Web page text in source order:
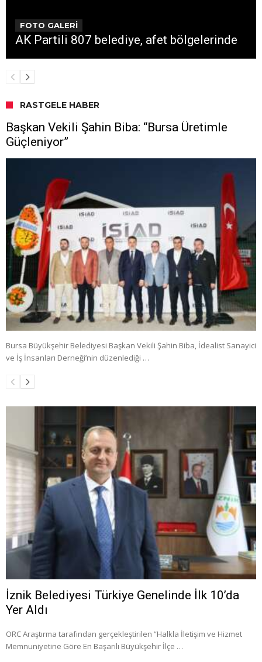
FOTO GALERİ
AK Partili 807 belediye, afet bölgelerinde
RASTGELE HABER
Başkan Vekili Şahin Biba: “Bursa Üretimle
Güçleniyor”
Bursa Büyükşehir Belediyesi Başkan Vekili Şahin Biba, İdealist Sanayici
ve İş İnsanları Derneği’nin düzenlediği …
İznik Belediyesi Türkiye Genelinde İlk 10’da
Yer Aldı
ORC Araştırma tarafından gerçekleştirilen “Halkla İletişim ve Hizmet
Memnuniyetine Göre En Başarılı Büyükşehir İlçe …